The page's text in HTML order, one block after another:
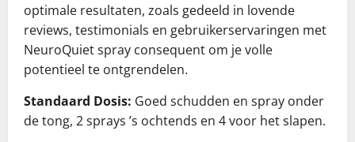
optimale resultaten, zoals gedeeld in lovende
reviews, testimonials en gebruikerservaringen met
NeuroQuiet spray consequent om je volle
potentieel te ontgrendelen.
Standaard Dosis: Goed schudden en spray onder
de tong, 2 sprays ’s ochtends en 4 voor het slapen.